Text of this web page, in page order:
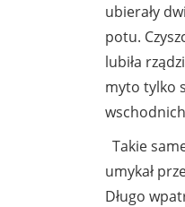
ubierały
potu.
lubiła
myto tylko
Takie
umykał
Długo